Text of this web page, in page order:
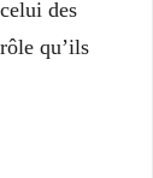
des
qu’ils